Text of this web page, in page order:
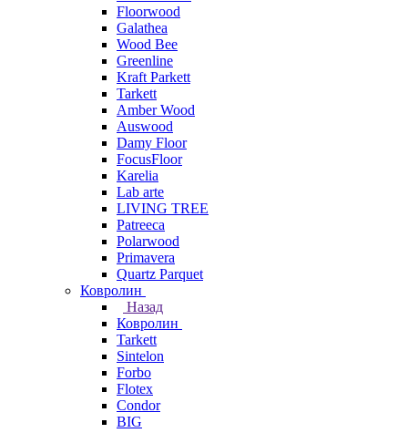
Floorwood
Galathea
Wood Bee
Greenline
Kraft Parkett
Tarkett
Amber Wood
Auswood
Damy Floor
FocusFloor
Karelia
Lab arte
LIVING TREE
Patreeca
Polarwood
Primavera
Quartz Parquet
Ковролин
Назад
Ковролин
Tarkett
Sintelon
Forbo
Flotex
Condor
BIG